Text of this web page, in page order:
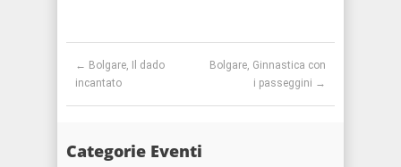
← Bolgare, Il dado
incantato
Bolgare, Ginnastica con
i passeggini →
Categorie Eventi